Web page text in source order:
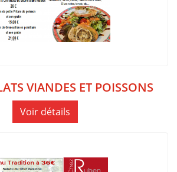
VIANDES ET POISSONS
Voir détails